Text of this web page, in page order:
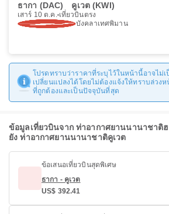
ธากา (DAC) คูเวต (KWI)
เสาร์ 10 ต.ค. เที่ยวบินตรง
บังคลาเทศพิมาน
โปรดทราบว่าราคาที่ระบุไว้ในหน้านี้อาจไม่
เปลี่ยนแปลงได้โดยไม่ต้องแจ้งให้ทราบล่วง
ที่ถูกต้องและเป็นปัจจุบันที่สุด
ข้อมูลเที่ยวบินจาก ท่าอากาศยานนานาชาติ
ยัง ท่าอากาศยานนานาชาติคูเวต
ข้อเสนอเที่ยวบินสุดพิเศษ
ธากา - คูเวต
US$ 392.41